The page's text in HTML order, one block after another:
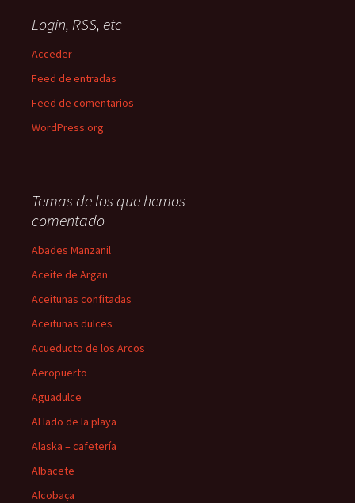
Login, RSS, etc
Acceder
Feed de entradas
Feed de comentarios
WordPress.org
Temas de los que hemos
comentado
Abades Manzanil
Aceite de Argan
Aceitunas confitadas
Aceitunas dulces
Acueducto de los Arcos
Aeropuerto
Aguadulce
Al lado de la playa
Alaska – cafetería
Albacete
Alcobaça